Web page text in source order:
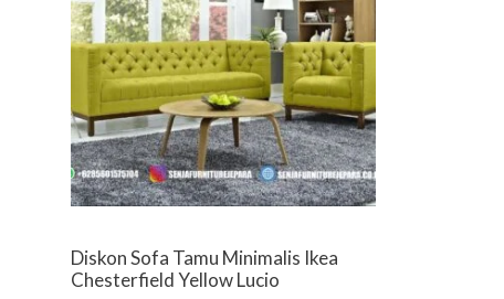
D
C
T
Diskon Sofa Tamu Minimalis Ikea
Chesterfield Yellow Lucio